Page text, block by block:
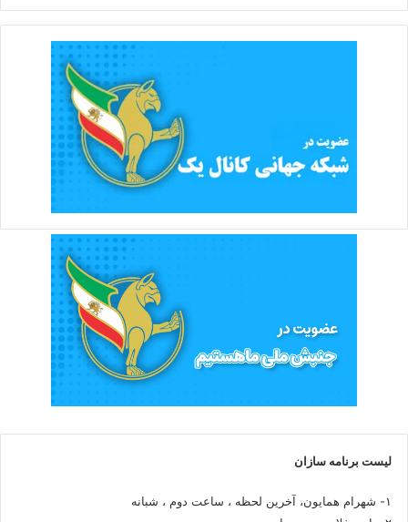
لیست برنامه سازان
۱- شهرام همایون، آخرین لحظه ، ساعت دوم ، شبانه